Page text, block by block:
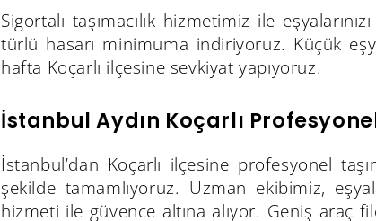
Sigortalı taşımacılık hizmetimiz ile
türlü hasarı minimuma indiriyoruz. Küçük
hafta Koçarlı ilçesine sevkiyat yapıyoruz.
İstanbul Aydın Koçarlı
İstanbul’dan Koçarlı ilçesine profesyonel
şekilde tamamlıyoruz. Uzman ekibimiz,
hizmeti ile güvence altına alıyor. Geniş araç